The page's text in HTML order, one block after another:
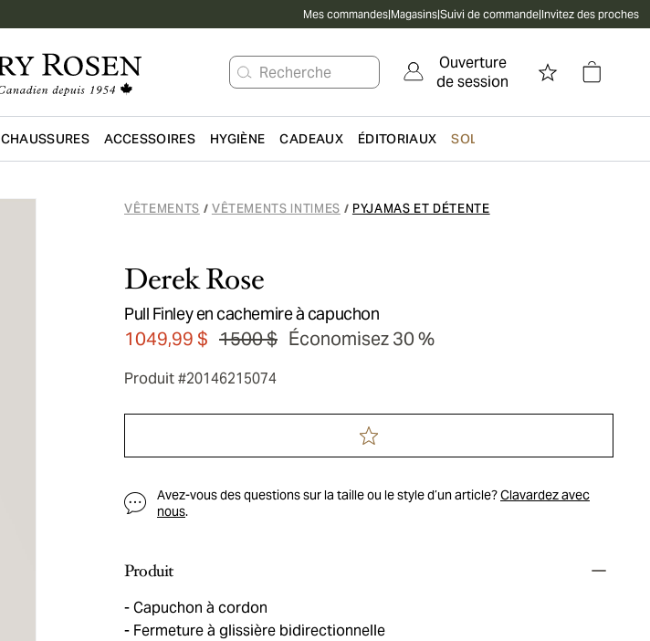
Mes commandes|Magasins|Suivi de commande|Invitez des proches
Recherche
Ouverture
de session
Passer au contenu principal
CHAUSSURES ACCESSOIRES HYGIÈNE CADEAUX ÉDITORIAUX SOLDES
VÊTEMENTS / VÊTEMENTS INTIMES / PYJAMAS ET DÉTENTE
Derek Rose
Pull Finley en cachemire à capuchon
1049,99 $ 1500 $ Économisez 30 %
Produit #20146215074
Avez-vous des questions sur la taille ou le style d’un article?Clavardez avec
nous.
Produit
Capuchon à cordon
Fermeture à glissière bidirectionnelle